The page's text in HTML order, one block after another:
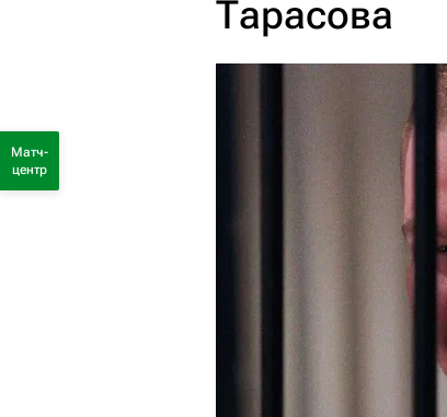
Тарасова
Матч-
центр